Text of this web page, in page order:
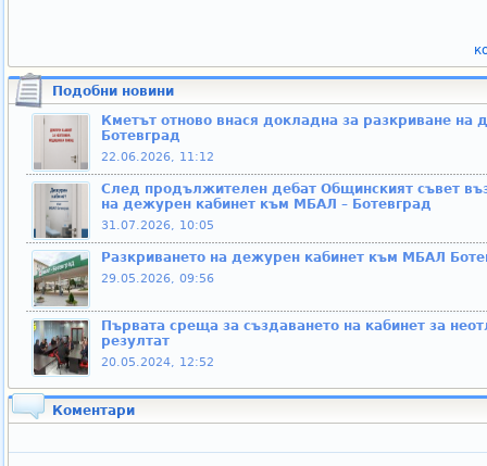
Подобни новини
Кметът отново внася докладна за разкриване
Ботевград
22.06.2026, 11:12
След продължителен дебат Общинският съвет
на дежурен кабинет към МБАЛ – Ботевград
31.07.2026, 10:05
Разкриването на дежурен кабинет към МБАЛ
29.05.2026, 09:56
Първата среща за създаването на кабинет за
резултат
20.05.2024, 12:52
Коментари